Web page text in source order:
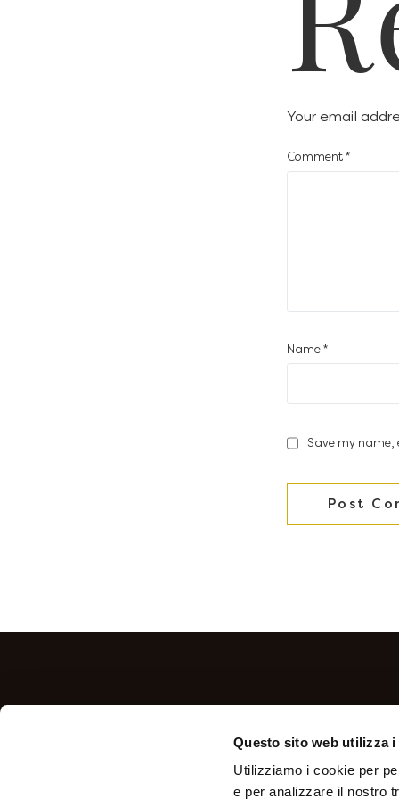
Questo sito web utilizza i
Utilizziamo i cookie per
e per analizzare il nostro
Your email
Comment *
Name *
Save my name,